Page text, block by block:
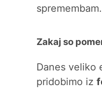
spremembam.
Zakaj so
Danes veliko
pridobimo iz